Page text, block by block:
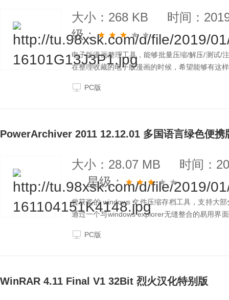
大小：268 KB
时间：
级：
电子版漫画整理工具，能够批量压缩/解压/测试/
在整理收藏的电子版漫画的时候，希望能够有这
PC版
PowerArchiver 2011 12.12.01 多国语言绿色便携
大小：28.07 MB
时间：
星级：
曾获奖的 windows 文件压缩存档工具，支持大
通过一个与windows explorer无缝整合的易用界
PC版
WinRAR 4.11 Final V1 32Bit 烈火汉化特别版